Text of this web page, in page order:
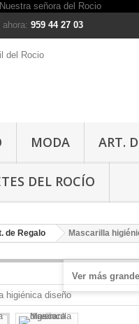
ahora: 959 44 27 03
MODA ART.
DEL ROCÍO
de Regalo Mascarilla
Ver más grande